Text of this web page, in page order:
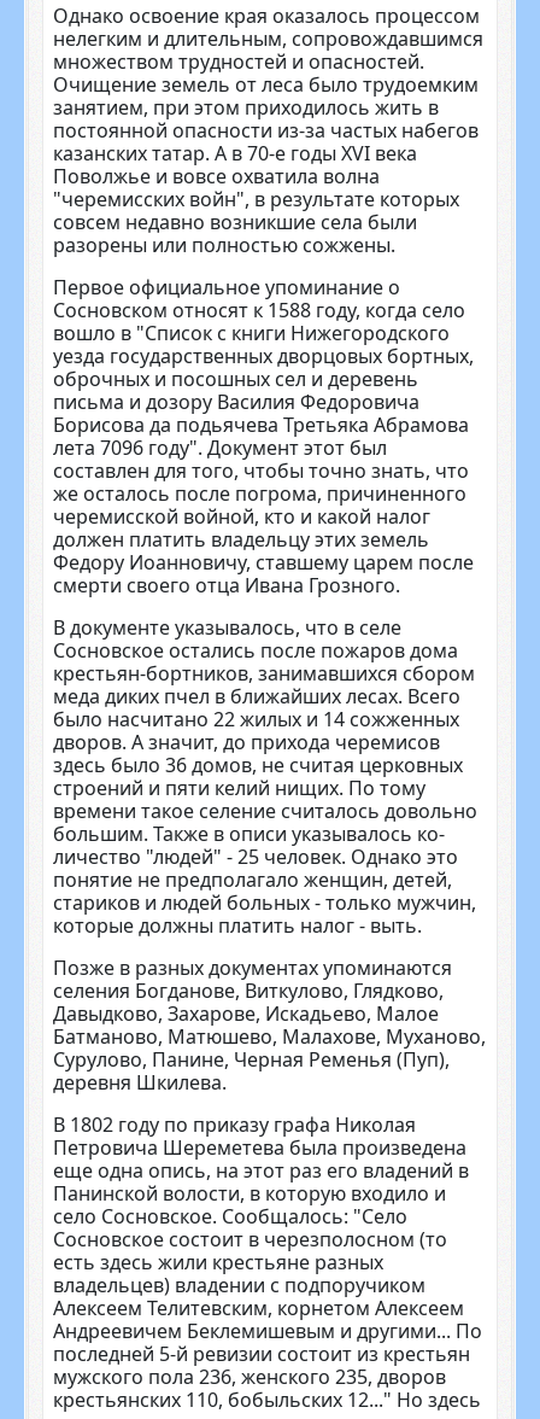
Однако освоение края оказалось процессом
нелегким и длительным, сопровождавшимся
множеством трудностей и опасностей.
Очищение земель от леса было трудоемким
за­нятием, при этом приходилось жить в
постоянной опасности из-за частых набегов
казанских татар. А в 70-е годы XVI века
Поволжье и вовсе охватила волна
"черемисских войн", в резуль­тате которых
совсем недавно возник­шие села были
разорены или полно­стью сожжены.
Первое официальное упомина­ние о
Сосновском относят к 1588 году, когда село
вошло в "Список с книги Нижегородского
уезда госу­дарственных дворцовых бортных,
оброчных и посошных сел и дере­вень
письма и дозору Василия Фе­доровича
Борисова да подьячева Третьяка Абрамова
лета 7096 году". Документ этот был
составлен для того, чтобы точно знать, что
же ос­талось после погрома, причиненно­го
черемисской войной, кто и ка­кой налог
должен платить владель­цу этих земель
Федору Иоанновичу, ставшему царем после
смерти свое­го отца Ивана Грозного.
В документе указывалось, что в селе
Сосновское остались после по­жаров дома
крестьян-бортников, занимавшихся сбором
меда диких пчел в ближайших лесах. Всего
было насчитано 22 жилых и 14 сожженных
дворов. А значит, до прихода чере­мисов
здесь было 36 домов, не счи­тая церковных
строений и пяти ке­лий нищих. По тому
времени такое селение считалось довольно
боль­шим. Также в описи указывалось ко­
личество "людей" - 25 человек. Од­нако это
понятие не предполагало женщин, детей,
стариков и людей больных - только мужчин,
которые должны платить налог - выть.
Позже в разных документах упо­минаются
селения Богданове, Виткулово, Глядково,
Давыдково, Захаро­ве, Искадьево, Малое
Батманово, Матюшево, Малахове, Муханово,
Сурулово, Панине, Черная Ременья (Пуп),
деревня Шкилева.
В 1802 году по приказу графа Ни­колая
Петровича Шереметева была произведена
еще одна опись, на этот раз его владений в
Панинской во­лости, в которую входило и
село Сосновское. Сообщалось: "Село
Сосновское состоит в черезполосном (то
есть здесь жили крестьяне разных
владельцев) владении с подпоручиком
Алексеем Телитевским, корнетом Алексеем
Андрее­вичем Беклемишевым и другими... По
последней 5-й ревизии состоит из крестьян
мужского пола 236, женского 235, дворов
крестьянских 110, бобыльских 12..." Но здесь